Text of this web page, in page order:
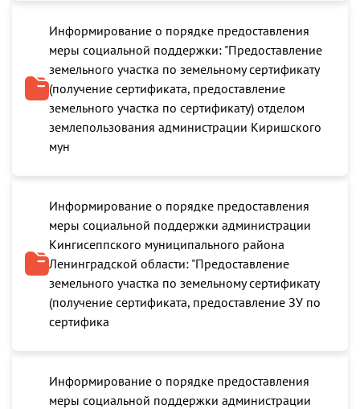
Информирование о порядке предоставления
меры социальной поддержки: "Предоставление
земельного участка по земельному сертификату
(получение сертификата, предоставление
земельного участка по сертификату) отделом
землепользования администрации Киришского
мун
Информирование о порядке предоставления
меры социальной поддержки администрации
Кингисеппского муниципального района
Ленинградской области: "Предоставление
земельного участка по земельному сертификату
(получение сертификата, предоставление ЗУ по
сертифика
Информирование о порядке предоставления
меры социальной поддержки администрации